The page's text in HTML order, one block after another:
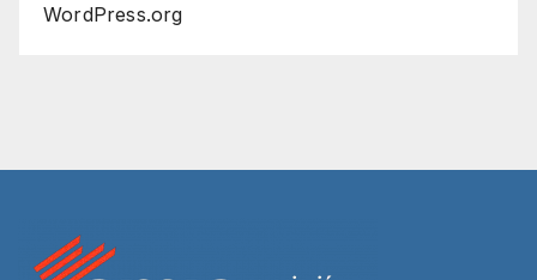
WordPress.org